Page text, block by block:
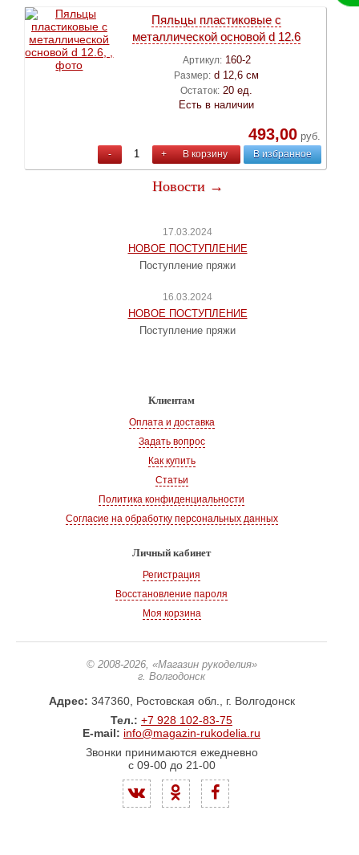
Пяльцы пластиковые с
металлической основой d 12.6
Артикул: 160-2
Размер: d 12,6 см
Остаток: 20 ед.
Есть в наличии
493,00руб.
- + В корзину В избранное
Новости →
17.03.2024
НОВОЕ ПОСТУПЛЕНИЕ
Поступление пряжи
16.03.2024
НОВОЕ ПОСТУПЛЕНИЕ
Поступление пряжи
Клиентам
Оплата и доставка
Задать вопрос
Как купить
Статьи
Политика конфиденциальности
Согласие на обработку персональных данных
Личный кабинет
Регистрация
Восстановление пароля
Моя корзина
© 2008-2026, «Магазин рукоделия»
г. Волгодонск
Адрес: 347360, Ростовская обл., г. Волгодонск
Тел.: +7 928 102-83-75
E-mail: info@magazin-rukodelia.ru
Звонки принимаются ежедневно
с 09-00 до 21-00